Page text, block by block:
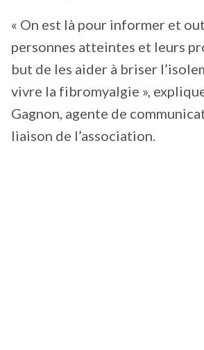
« On est là pour informer et
personnes atteintes et leurs
but de les aider à briser
vivre la fibromyalgie »,
Gagnon, agente de
liaison de l’association.